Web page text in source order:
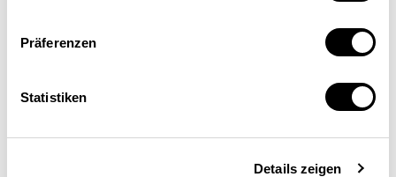
Präferenzen
Statistiken
Details zeigen